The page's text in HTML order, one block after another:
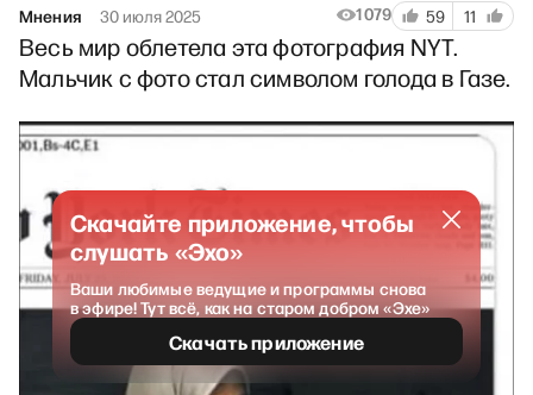
Мнения 30 июля 2025 1079 59 11
Весь мир облетела эта фотография NYT.
Мальчик с фото стал символом голода в Газе.
Скачайте приложение, чтобы
слушать «Эхо»
Ваши любимые ведущие и программы снова
в эфире! Тут всё, как на старом добром «Эхе»
Скачать приложение